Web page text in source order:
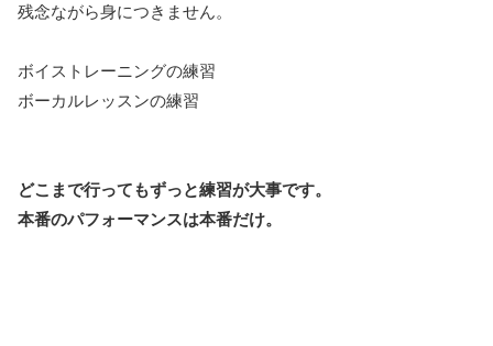
残念ながら身につきません。
ボイストレーニングの練習
ボーカルレッスンの練習
どこまで行ってもずっと練習が大事です。
本番のパフォーマンスは本番だけ。